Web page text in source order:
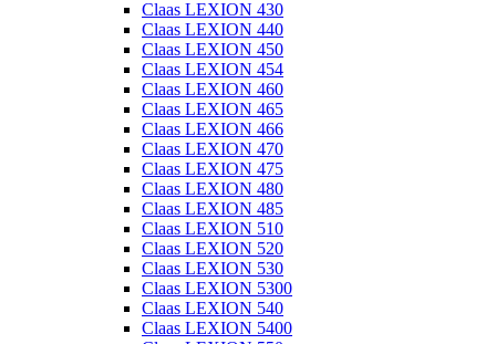
Claas LEXION 430
Claas LEXION 440
Claas LEXION 450
Claas LEXION 454
Claas LEXION 460
Claas LEXION 465
Claas LEXION 466
Claas LEXION 470
Claas LEXION 475
Claas LEXION 480
Claas LEXION 485
Claas LEXION 510
Claas LEXION 520
Claas LEXION 530
Claas LEXION 5300
Claas LEXION 540
Claas LEXION 5400